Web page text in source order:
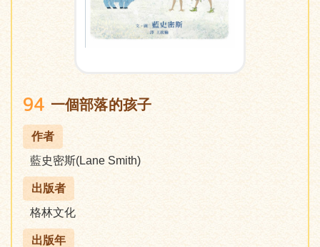
94 一個部落的孩子
作者
藍史密斯(Lane Smith)
出版者
格林文化
出版年